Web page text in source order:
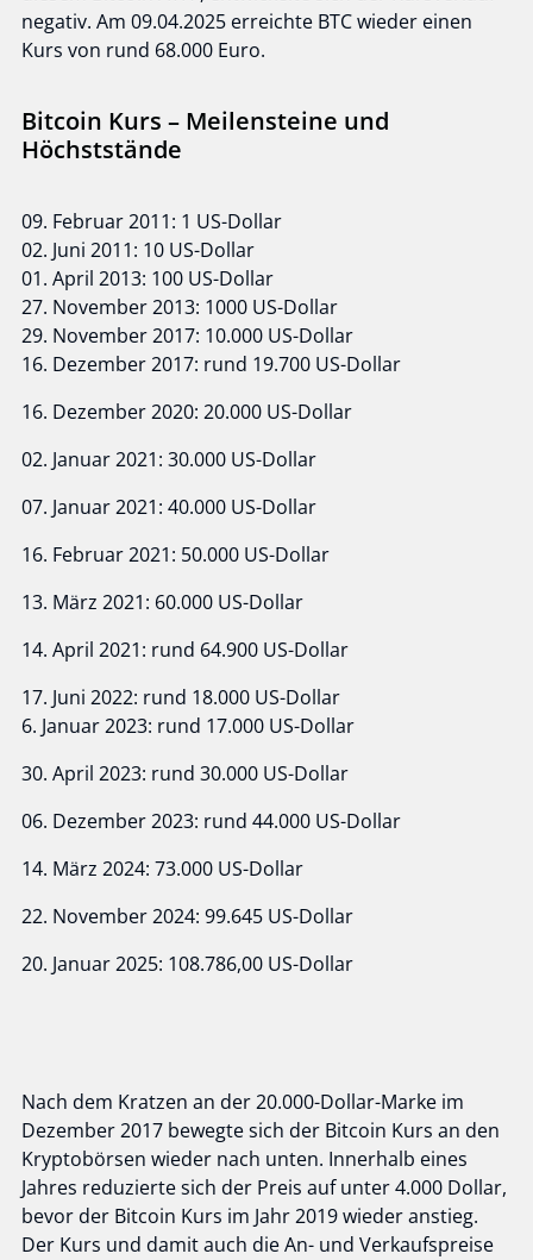
negativ. Am 09.04.2025 erreichte BTC wieder einen
Kurs von rund 68.000 Euro.
Bitcoin Kurs – Meilensteine und
Höchststände
09. Februar 2011: 1 US-Dollar
02. Juni 2011: 10 US-Dollar
01. April 2013: 100 US-Dollar
27. November 2013: 1000 US-Dollar
29. November 2017: 10.000 US-Dollar
16. Dezember 2017: rund 19.700 US-Dollar
16. Dezember 2020: 20.000 US-Dollar
02. Januar 2021: 30.000 US-Dollar
07. Januar 2021: 40.000 US-Dollar
16. Februar 2021: 50.000 US-Dollar
13. März 2021: 60.000 US-Dollar
14. April 2021: rund 64.900 US-Dollar
17. Juni 2022: rund 18.000 US-Dollar
6. Januar 2023: rund 17.000 US-Dollar
30. April 2023: rund 30.000 US-Dollar
06. Dezember 2023: rund 44.000 US-Dollar
14. März 2024: 73.000 US-Dollar
22. November 2024: 99.645 US-Dollar
20. Januar 2025: 108.786,00 US-Dollar
Nach dem Kratzen an der 20.000-Dollar-Marke im
Dezember 2017 bewegte sich der Bitcoin Kurs an den
Kryptobörsen wieder nach unten. Innerhalb eines
Jahres reduzierte sich der Preis auf unter 4.000 Dollar,
bevor der Bitcoin Kurs im Jahr 2019 wieder anstieg.
Der Kurs und damit auch die An- und Verkaufspreise